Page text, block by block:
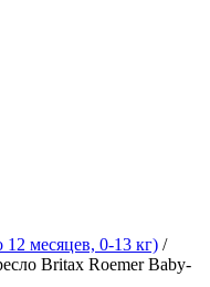
12 месяцев, 0-13 кг) /
Britax Roemer Baby-